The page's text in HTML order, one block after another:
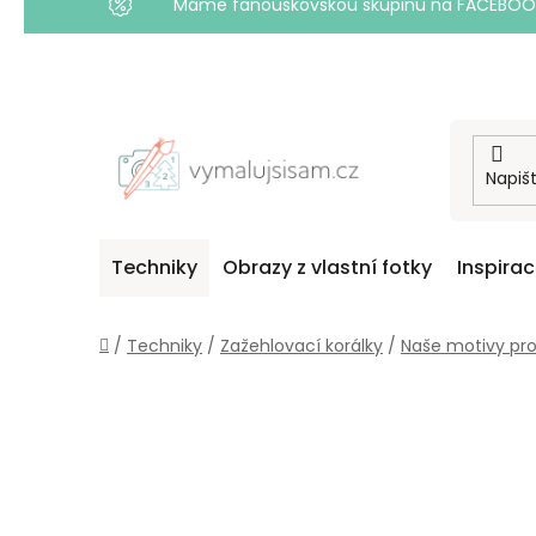
Máme fanouškovskou skupinu na
Techniky Obrazy z vlastní fotky
Domů
/ Techniky / Zažehlovací korálky / Naše motivy